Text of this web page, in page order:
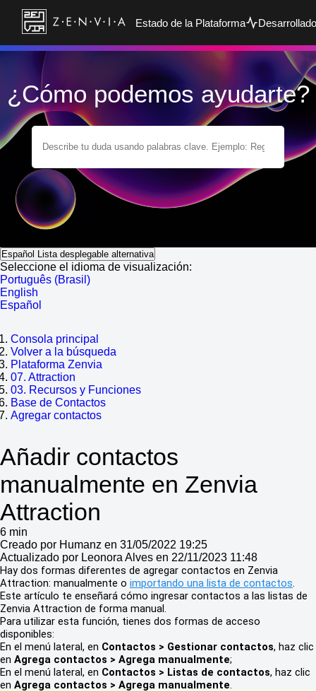
Estado de la Plataforma
¿Cómo podemos ayudarte?
Español Lista desplegable alternativa
Seleccione el idioma de visualización:
Português (Brasil)
English
Español
Consola principal
Volver a la búsqueda
Plataforma Zenvia
07. Attraction
03. Recursos y Funciones
Base de Contactos
Agregar contactos
Añadir contactos
manualmente en Zenvia
Attraction
6 min
Creado por Humanz en 31/05/2022 19:25
Actualizado por Leonora Alves en 22/11/2023 11:48
Hay dos formas diferentes de agregar contactos en Zenvia
Attraction: manualmente o importando una lista de contactos.
Este artículo te enseñará cómo ingresar contactos a las listas de
Zenvia Attraction de forma manual.
Para utilizar esta función, tienes dos formas de acceso
disponibles:
En el menú lateral, en Contactos > Gestionar contactos, haz clic
en Agrega contactos > Agrega manualmente;
En el menú lateral, en Contactos > Listas de contactos, haz clic
en Agrega contactos > Agrega manualmente.